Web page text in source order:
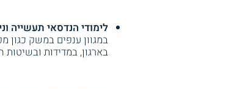
לימודי הנדסאי תעשייה
במגוון ענפים במשק כגון
בארגון, במדידות ובשיטות